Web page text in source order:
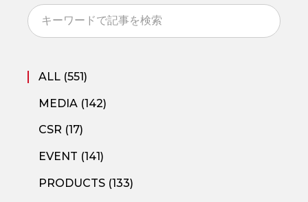
ALL (551)
MEDIA (142)
CSR (17)
EVENT (141)
PRODUCTS (133)